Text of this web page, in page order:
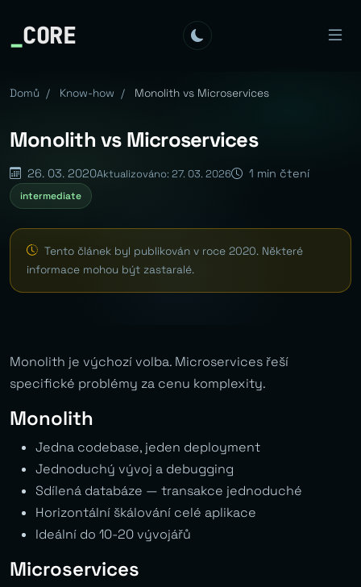
_CORE
Domů / Know-how / Monolith vs Microservices
Monolith vs Microservices
26. 03. 2020Aktualizováno: 27. 03. 2026 1 min čtení
intermediate
Tento článek byl publikován v roce 2020. Některé
informace mohou být zastaralé.
Monolith je výchozí volba. Microservices řeší
specifické problémy za cenu komplexity.
Monolith
Jedna codebase, jeden deployment
Jednoduchý vývoj a debugging
Sdílená databáze — transakce jednoduché
Horizontální škálování celé aplikace
Ideální do 10-20 vývojářů
Microservices